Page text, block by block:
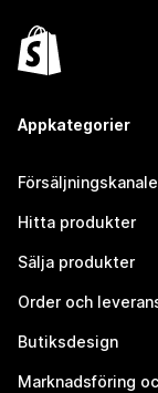
Appkategorier
Hitta produkter
Sälja produkter
Order och
Butiksdesign
Marknadsföring